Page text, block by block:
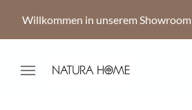
Willkommen in unserem Showroom